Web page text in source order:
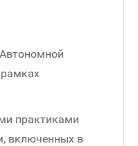
практиками
включенных в